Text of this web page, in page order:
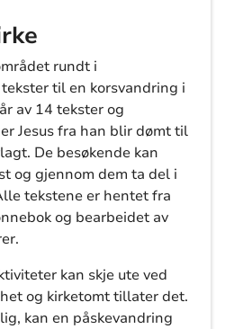
rundt i
til en korsvandring i
av 14 tekster og
Jesus fra han blir dømt til
De besøkende kan
og gjennom dem ta del i
tekstene er hentet fra
og bearbeidet av
kan skje ute ved
og kirketomt tillater det.
kan en påskevandring